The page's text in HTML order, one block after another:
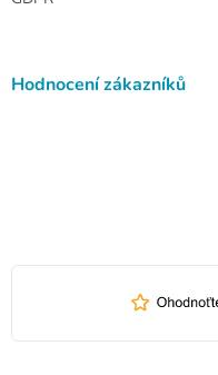
Hodnocení zákazníků